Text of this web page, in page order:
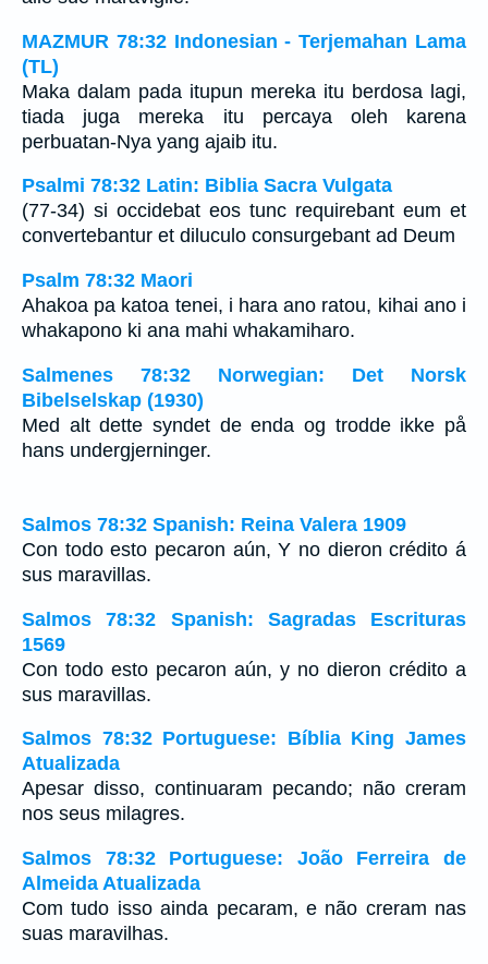
MAZMUR 78:32 Indonesian - Terjemahan Lama
(TL)
Maka dalam pada itupun mereka itu berdosa lagi,
tiada juga mereka itu percaya oleh karena
perbuatan-Nya yang ajaib itu.
Psalmi 78:32 Latin: Biblia Sacra Vulgata
(77-34) si occidebat eos tunc requirebant eum et
convertebantur et diluculo consurgebant ad Deum
Psalm 78:32 Maori
Ahakoa pa katoa tenei, i hara ano ratou, kihai ano i
whakapono ki ana mahi whakamiharo.
Salmenes 78:32 Norwegian: Det Norsk
Bibelselskap (1930)
Med alt dette syndet de enda og trodde ikke på
hans undergjerninger.
Salmos 78:32 Spanish: Reina Valera 1909
Con todo esto pecaron aún, Y no dieron crédito á
sus maravillas.
Salmos 78:32 Spanish: Sagradas Escrituras
1569
Con todo esto pecaron aún, y no dieron crédito a
sus maravillas.
Salmos 78:32 Portuguese: Bíblia King James
Atualizada
Apesar disso, continuaram pecando; não creram
nos seus milagres.
Salmos 78:32 Portuguese: João Ferreira de
Almeida Atualizada
Com tudo isso ainda pecaram, e não creram nas
suas maravilhas.